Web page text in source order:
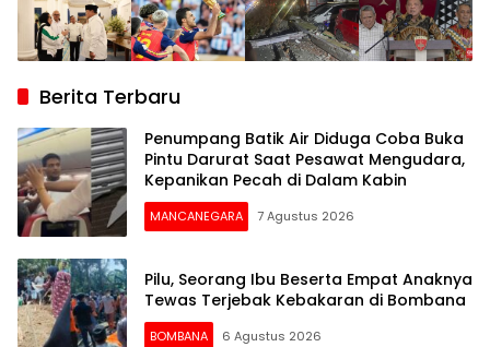
Berita Terbaru
Penumpang Batik Air Diduga Coba Buka
Pintu Darurat Saat Pesawat Mengudara,
Kepanikan Pecah di Dalam Kabin
MANCANEGARA 7 Agustus 2026
Pilu, Seorang Ibu Beserta Empat Anaknya
Tewas Terjebak Kebakaran di Bombana
BOMBANA 6 Agustus 2026